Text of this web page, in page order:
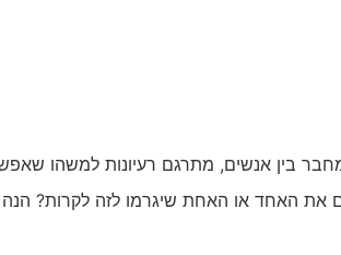
בין אנשים, מתרגם רעיונות למשהו
את האחד או האחת שיגרמו לזה לקרות?